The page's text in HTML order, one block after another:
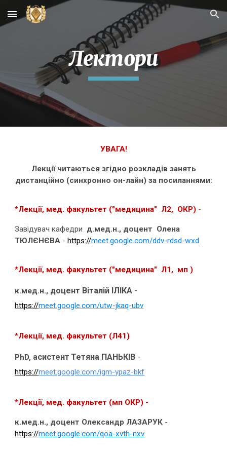
Skip to main content Skip to navigation
Лектори
УВАГА!
Лекції читаються згідно розкладів занять
дистанційно (синхронно он-лайн) за посиланнями:
*Лекції, мед. факультет ("медицина" Л2, ОКР) -
Завідувач кафедри д.мед.н., доцент Олена
ТЮЛЄНЄВА -https://meet.google.com/ddv-rdsd-wxd
*Лекції, мед. факультет ("медицина" Л1, мп )
к.мед.н., доцент Віталій ІЛІКА -
https://meet.google.com/utw-jkaq-ubv
*Лекції, мед. факультет (Л41)
PhD, асистент Тетяна ПАНЬКІВ -
https://meet.google.com/igm-ypaz-bkf
*Лекції, мед. факультет (мп ОКР) -
к.мед.н., доцент Олександр ЛАЗАРУК -
https://meet.google.com/qoa-xvth-nxv